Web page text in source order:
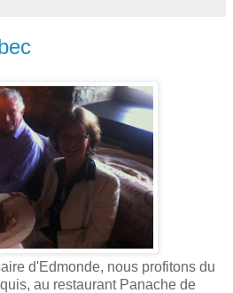
d'Edmonde, nous profitons du
au restaurant Panache de